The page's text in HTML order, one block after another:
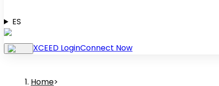
ES
XCEED LoginConnect Now
Home>